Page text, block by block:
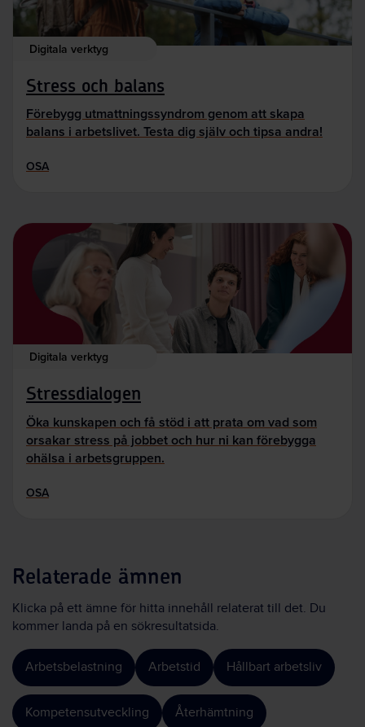
Digitala verktyg
Stress och balans
Förebygg utmattningssyndrom genom att skapa
balans i arbetslivet. Testa dig själv och tipsa andra!
OSA
Digitala verktyg
Stressdialogen
Öka kunskapen och få stöd i att prata om vad som
orsakar stress på jobbet och hur ni kan förebygga
ohälsa i arbetsgruppen.
OSA
Relaterade ämnen
Klicka på ett ämne för hitta innehåll relaterat till det. Du
kommer landa på en sökresultatsida.
Arbetsbelastning Arbetstid Hållbart arbetsliv
Kompetensutveckling Återhämtning